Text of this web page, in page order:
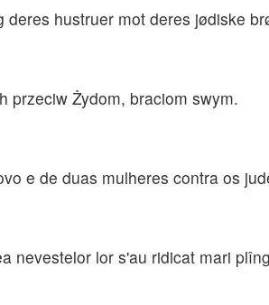
hustruer mot deres jødiske
przeciw Żydom, braciom swym.
e de duas mulheres contra os
nevestelor lor s'au ridicat mari